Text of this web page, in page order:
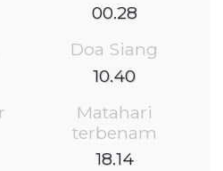
00.28
Doa Siang
10.40
Matahari
terbenam
18.14